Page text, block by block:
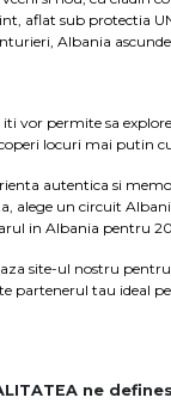
aflat sub protectia
Albania
vor permite sa
locuri mai
autentica si
alege un circuit
in Albania pentru
site-ul nostru
partenerul tau ideal
ne